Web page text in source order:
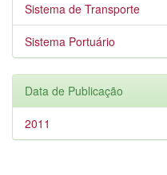
Sistema de Transporte
Sistema Portuário
Data de Publicação
2011